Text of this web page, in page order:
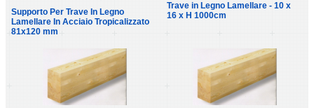
Supporto Per Trave In Legno
Lamellare In Acciaio Tropicalizzato
81x120 mm
Trave in Legno Lamellare - 10 x
16 x H 1000cm